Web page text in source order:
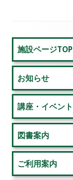
ゲ
ー
シ
ョ
ン
メ
イ
ン
サ
イ
ド
バ
施設ページTOP
お知らせ
講座・イベント
図書案内
ご利用案内